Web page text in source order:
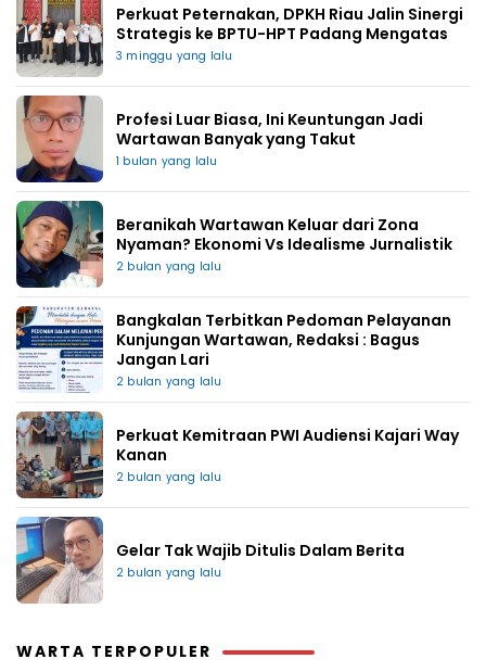
Perkuat Peternakan, DPKH Riau Jalin Sinergi
Strategis ke BPTU-HPT Padang Mengatas
3 minggu yang lalu
Profesi Luar Biasa, Ini Keuntungan Jadi
Wartawan Banyak yang Takut
1 bulan yang lalu
Beranikah Wartawan Keluar dari Zona
Nyaman? Ekonomi Vs Idealisme Jurnalistik
2 bulan yang lalu
Bangkalan Terbitkan Pedoman Pelayanan
Kunjungan Wartawan, Redaksi : Bagus
Jangan Lari
2 bulan yang lalu
Perkuat Kemitraan PWI Audiensi Kajari Way
Kanan
2 bulan yang lalu
Gelar Tak Wajib Ditulis Dalam Berita
2 bulan yang lalu
WARTA TERPOPULER